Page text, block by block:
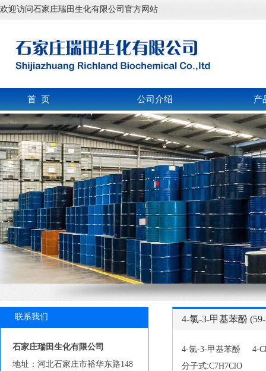
欢迎访问石家庄瑞田生化有限公司官方网站
首 页 公司介绍 产
联系我们
石家庄瑞田生化有限公司
地址：河北石家庄市裕华东路148
4-氯-3-甲基苯酚
4-氯-3-甲基苯酚 4-
分子式:C7H7ClO